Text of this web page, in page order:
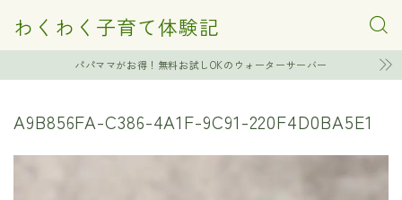
わくわく子育て体験記
パパママがお得！無料お試しOKのウォーターサーバー
A9B856FA-C386-4A1F-9C91-220F4D0BA5E1